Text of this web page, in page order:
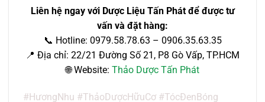
Liên hệ ngay với Dược Liệu Tấn Phát để được tư
vấn và đặt hàng:
📞 Hotline: 0979.58.78.63 – 0906.35.63.35
📍 Địa chỉ: 22/21 Đường Số 21, P8 Gò Vấp, TP.HCM
🌐 Website: Thảo Dược Tấn Phát
#HươngNhu #ThảoDượcHữuCơ #TócĐenBóng